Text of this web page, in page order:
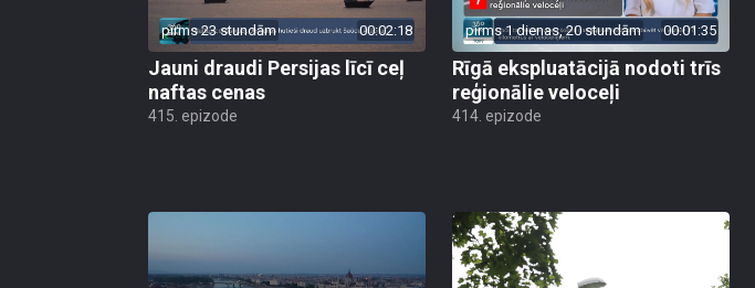
pirms 23 stundām 00:02:18
Jauni draudi Persijas līcī ceļ
naftas cenas
415. epizode
pirms 1 dienas, 20 stundām 00:01:35
Rīgā ekspluatācijā nodoti trīs
reģionālie veloceļi
414. epizode